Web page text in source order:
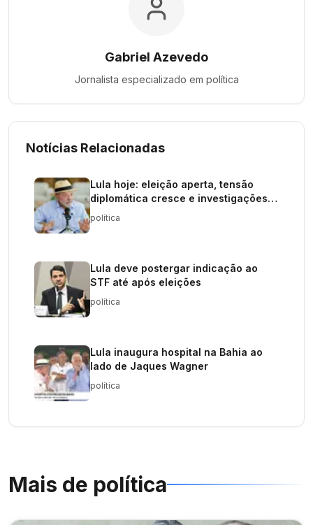
Gabriel Azevedo
Jornalista especializado em política
Notícias Relacionadas
Lula hoje: eleição aperta, tensão
diplomática cresce e investigações
elevam pressão sobre o governo
política
Lula deve postergar indicação ao
STF até após eleições
política
Lula inaugura hospital na Bahia ao
lado de Jaques Wagner
política
Mais de política